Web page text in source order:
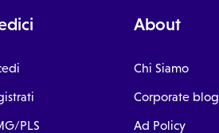
PLS
About
Chi Siamo
Corporate blog
Ad Policy